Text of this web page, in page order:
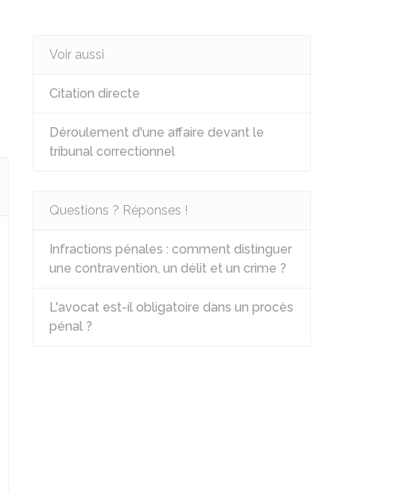
Voir aussi
Citation directe
Déroulement d'une affaire devant le
tribunal correctionnel
Questions ? Réponses !
Infractions pénales : comment distinguer
une contravention, un délit et un crime ?
L'avocat est-il obligatoire dans un procès
pénal ?